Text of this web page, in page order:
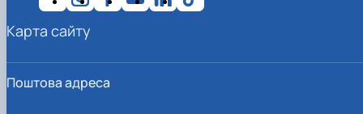
Поштова адреса
Карта сайту